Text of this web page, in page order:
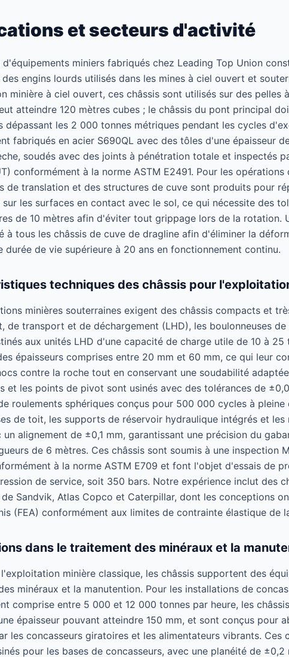
et secteurs d'activité
d'équipements miniers fabriqués chez Leading Top Union
engins lourds utilisés dans les mines à ciel ouvert et
minière à ciel ouvert, ces châssis sont utilisés sur des pelles
atteindre 120 mètres cubes ; le châssis du pont principal
dépassant les 2 000 tonnes métriques pendant les cycles
fabriqués en acier S690QL avec des tôles d'une épaisseur
soudés avec des joints à pénétration totale et inspectés
conformément à la norme ASTM E2491. Pour les
de translation et des structures de cuve sont produits pour
les surfaces en contact avec le sol, ce qui nécessite des
de 10 mètres afin d'éviter tout grippage lors de la rotation.
à tous les châssis de cuve de dragline afin d'éliminer la
durée de vie supérieure à 20 ans en fonctionnement continu.
techniques des châssis pour
minières souterraines exigent des châssis compacts et
de transport et de déchargement (LHD), les boulonneuses
aux unités LHD d'une capacité de charge utile de 10 à
épaisseurs comprises entre 20 mm et 60 mm, ce qui leur
contre la roche tout en conservant une soudabilité
et les points de pivot sont usinés avec des tolérances de
roulements sphériques conçus pour 500 000 cycles à pleine
de toit, les supports de réservoir hydraulique intégrés et
un alignement de ±0,1 mm, garantissant une précision du
de 6 mètres. Ces châssis sont soumis à une inspection
à la norme ASTM E709 et font l'objet d'essais de
de service, soit 350 bars. Notre expérience inclut des
Sandvik, Atlas Copco et Caterpillar, dont les conceptions
(FEA) conformément aux limites de contrainte élastique de
dans le traitement des minéraux et la
minière classique, les châssis supportent des
minéraux et la manutention. Pour les installations de
comprise entre 5 000 et 12 000 tonnes par heure, les
épaisseur pouvant atteindre 150 mm, et sont conçus pour
les concasseurs giratoires et les alimentateurs vibrants. Ces
pour les bases de concasseurs, avec une planéité de